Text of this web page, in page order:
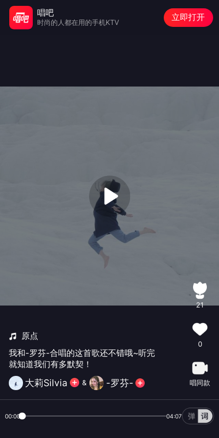
原点
我和-罗芬-合唱的这首歌还不错哦~听完
就知道我们有多默契！
大莉Silvia & -罗芬-
21
0
唱同款
00:00 04:07
唱吧
时尚的人都在用的手机KTV
立即打开